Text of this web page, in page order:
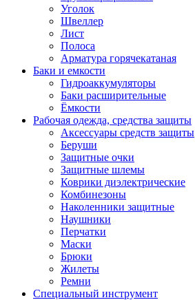
Уголок
Швеллер
Лист
Полоса
Арматура горячекатаная
Баки и емкости
Гидроаккумуляторы
Баки расширительные
Ёмкости
Рабочая одежда, средства защиты
Аксессуары средств защиты
Беруши
Защитные очки
Защитные шлемы
Коврики диэлектрические
Комбинезоны
Наколенники защитные
Наушники
Перчатки
Маски
Брюки
Жилеты
Ремни
Специальный инструмент